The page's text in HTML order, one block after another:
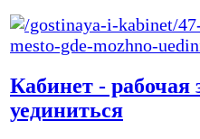
Кабинет - рабочая
уединиться